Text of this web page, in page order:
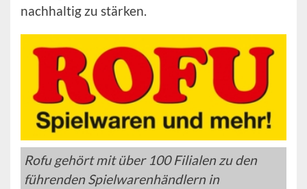
nachhaltig zu stärken.
Rofu gehört mit über 100 Filialen zu den
führenden Spielwarenhändlern in